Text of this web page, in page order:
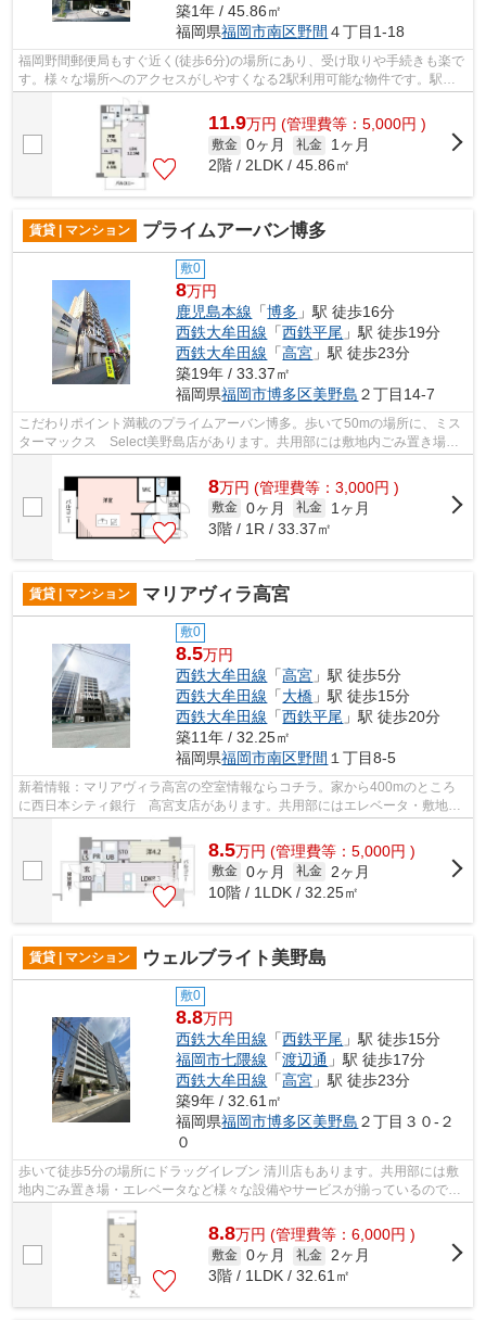
築1年 / 45.86㎡
福岡県福岡市南区野間 ４丁目1-18
福岡野間郵便局もすぐ近く(徒歩6分)の場所にあり、受け取りや手続きも楽で
す。様々な場所へのアクセスがしやすくなる2駅利用可能な物件です。駅ま
で徒歩15分と、立地が魅力的な物件で...
11.9万円 (管理費等：5,000円 )
敷金 0ヶ月 礼金
1ヶ月
2階 / 2LDK / 45.86㎡
賃貸 | マンション プライムアーバン博多
敷0
8万円
鹿児島本線 「博多 」駅 徒歩16分
西鉄大牟田線 「西鉄平尾 」駅 徒歩19分
西鉄大牟田線 「高宮 」駅 徒歩23分
築19年 / 33.37㎡
福岡県福岡市博多区美野島 ２丁目14-7
こだわりポイント満載のプライムアーバン博多。歩いて50mの場所に、ミス
ターマックス Select美野島店があります。共用部には敷地内ごみ置き場・
8万円 (管理費等：3,000円 )
敷金 0ヶ月 礼金
1ヶ月
3階 / 1R / 33.37㎡
賃貸 | マンション マリアヴィラ高宮
敷0
8.5万円
西鉄大牟田線 「高宮 」駅 徒歩5分
西鉄大牟田線 「大橋 」駅 徒歩15分
西鉄大牟田線 「西鉄平尾 」駅 徒歩20分
築11年 / 32.25㎡
福岡県福岡市南区野間 １丁目8-5
新着情報：マリアヴィラ高宮の空室情報ならコチラ。家から400mのところ
に西日本シティ銀行 高宮支店があります。共用部にはエレベータ・敷地内
8.5万円 (管理費等：5,000円 )
敷金 0ヶ月 礼金
2ヶ月
10階 / 1LDK / 32.25㎡
賃貸 | マンション ウェルブライト美野島
敷0
8.8万円
西鉄大牟田線 「西鉄平尾 」駅 徒歩15分
福岡市七隈線 「渡辺通 」駅 徒歩17分
西鉄大牟田線 「高宮 」駅 徒歩23分
築9年 / 32.61㎡
福岡県福岡市博多区美野島 ２丁目３０-２
０
歩いて徒歩5分の場所にドラッグイレブン 清川店もあります。共用部には敷
地内ごみ置き場・エレベータなど様々な設備やサービスが揃っているので便
利です。こちらの物件はマンションで...
8.8万円 (管理費等：6,000円 )
敷金 0ヶ月 礼金 2ヶ月
3階 / 1LDK / 32.61㎡